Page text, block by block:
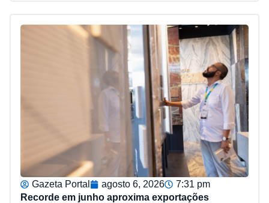
Gazeta Portal agosto 6, 2026
7:31 pm
Recorde em junho aproxima exportações